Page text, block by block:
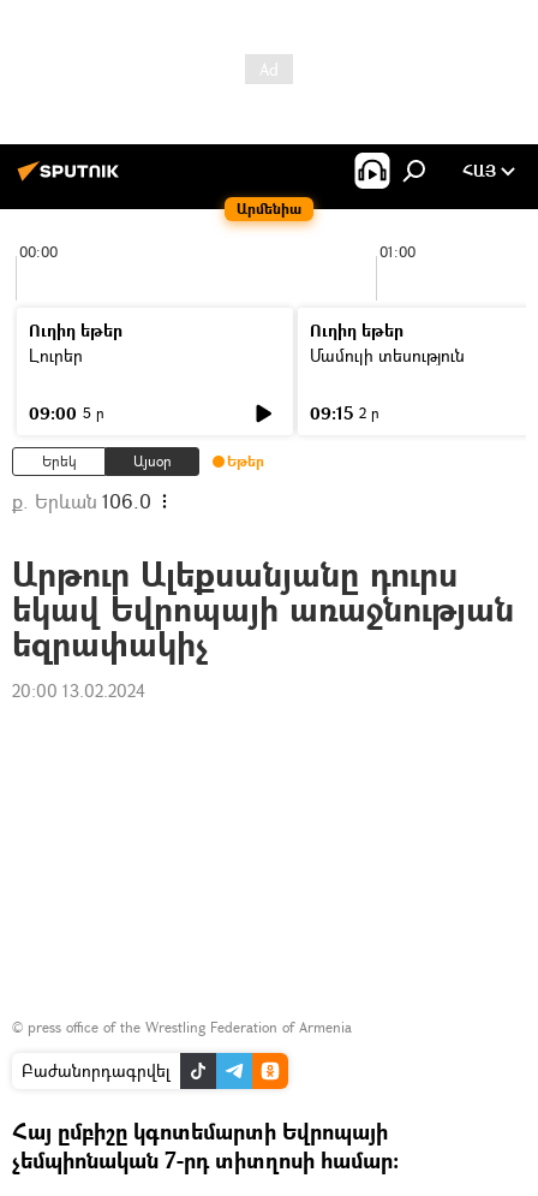
Արմենիա
ՀԱՅ
00:00 01:00
Ուղիղ եթեր
Լուրեր
09:00 5 ր
Ուղիղ եթեր
Մամուլի տեսություն
09:15 2 ր
Երեկ Այսօր Եթեր
ք. Երևան 106.0
Արթուր Ալեքսանյանը դուրս
եկավ Եվրոպայի առաջնության
եզրափակիչ
20:00 13.02.2024
© press office of the Wrestling Federation of Armenia
Բաժանորդագրվել
Հայ ըմբիշը կգոտեմարտի Եվրոպայի
չեմպիոնական 7-րդ տիտղոսի համար։